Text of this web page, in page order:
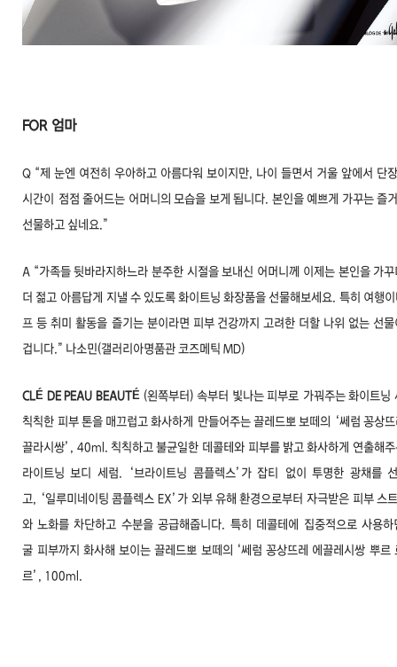
FOR 엄마
Q “제 눈엔 여전히 우아하고 아름다워 보이지만, 나이 들면서 거울 앞에서 단
시간이 점점 줄어드는 어머니의 모습을 보게 됩니다. 본인을 예쁘게 가꾸는 즐
선물하고 싶네요.”
A “가족들 뒷바라지하느라 분주한 시절을 보내신 어머니께 이제는 본인을 가
더 젊고 아름답게 지낼 수 있도록 화이트닝 화장품을 선물해보세요. 특히 여행
프 등 취미 활동을 즐기는 분이라면 피부 건강까지 고려한 더할 나위 없는 선
겁니다.” 나소민(갤러리아명품관 코즈메틱 MD)
CLÉ DE PEAU BEAUTÉ (왼쪽부터) 속부터 빛나는 피부로 가꿔주는 화이트닝
칙칙한 피부 톤을 매끄럽고 화사하게 만들어주는 끌레드뽀 보떼의
‘쎄럼 꽁상
끌라시쌍’,40ml. 칙칙하고 불균일한 데콜테와 피부를 밝고 화사하게 연출해
라이트닝 보디 세럼.
‘브라이트닝 콤플렉스’가 잡티 없이 투명한 광채를
고, ‘일루미네이팅 콤플렉스 EX’가 외부 유해 환경으로부터 자극받은 피부 스
와 노화를 차단하고수분을 공급해줍니다. 특히 데콜테에 집중적으로 사용
굴 피부까지 화사해 보이는 끌레드뽀 보떼의 ‘쎄럼 꽁상뜨레 에끌레시쌍뿌르
르’, 100ml.